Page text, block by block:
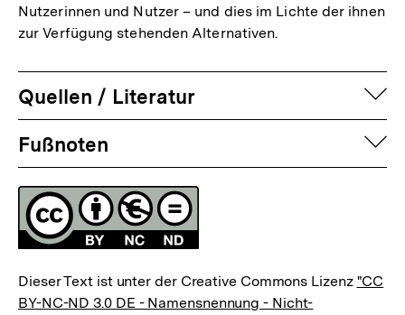
Nutzerinnen und Nutzer – und dies im Lichte der ihnen
zur Verfügung stehenden Alternativen.
Quellen / Literatur
Fussnoten
Fußnoten
Lizenz
Dieser Text ist unter der Creative Commons Lizenz "CC
BY-NC-ND 3.0 DE - Namensnennung - Nicht-